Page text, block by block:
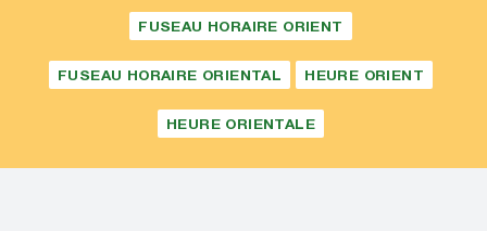
FUSEAU HORAIRE ORIENT
FUSEAU HORAIRE ORIENTAL HEURE ORIENT
HEURE ORIENTALE